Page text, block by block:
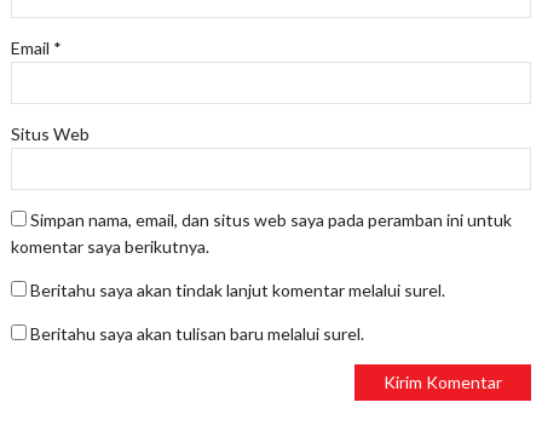
Email *
Situs Web
Simpan nama, email, dan situs web saya pada peramban ini untuk
komentar saya berikutnya.
Beritahu saya akan tindak lanjut komentar melalui surel.
Beritahu saya akan tulisan baru melalui surel.